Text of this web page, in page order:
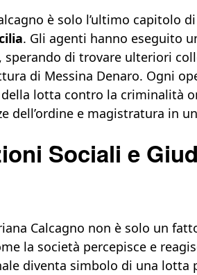
è solo l’ultimo capitolo
. Gli agenti hanno eseguito
, sperando di trovare ulteriori
di Messina Denaro. Ogni
lotta contro la criminalità
dell’ordine e magistratura in
Sociali e
Calcagno non è solo un
la società percepisce e
diventa simbolo di una